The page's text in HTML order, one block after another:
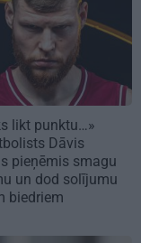
likt punktu…»
Dāvis
pieņēmis smagu
un dod solījumu
biedriem